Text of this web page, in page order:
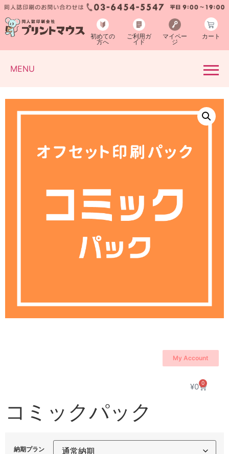
初めての
方へ
ご利用ガ
イド
マイペー
ジ
カート
MENU
My Account
¥0 0
コミックパック
納期プラン